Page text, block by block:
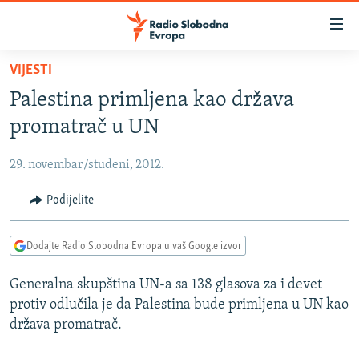
Pređite
glavni
sadržaj
Pređite
na
navigaciju
Pređite
na
VIJESTI
BOSNA I HERCEGOVINA
SRBIJA
KOSOVO
CRNA GORA
VIDEO
FOTOGALERIJE
PODCASTI
RAT U UKRAJINI
KINA NA BALKANU
VIJESTI
Palestina primljena kao država
promatrač u UN
29. novembar/studeni, 2012.
Podijelite
Dodajte Radio Slobodna Evropa u vaš Google izvor
Generalna skupština UN-a sa 138 glasova za i devet
protiv odlučila je da Palestina bude primljena u UN kao
država promatrač.